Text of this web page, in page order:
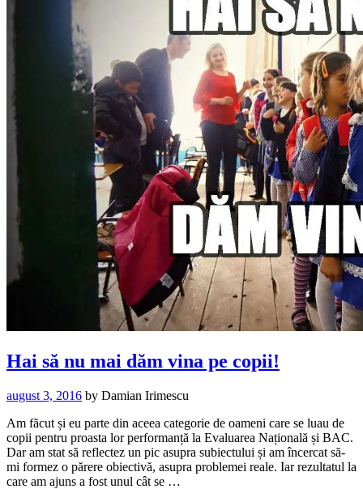
Hai să nu mai dăm vina pe copii!
august 3, 2016 by Damian Irimescu
Am făcut și eu parte din aceea categorie de oameni care se luau de
copii pentru proasta lor performanță la Evaluarea Națională și BAC.
Dar am stat să reflectez un pic asupra subiectului și am încercat să-
mi formez o părere obiectivă, asupra problemei reale. Iar rezultatul la
care am ajuns a fost unul cât se …